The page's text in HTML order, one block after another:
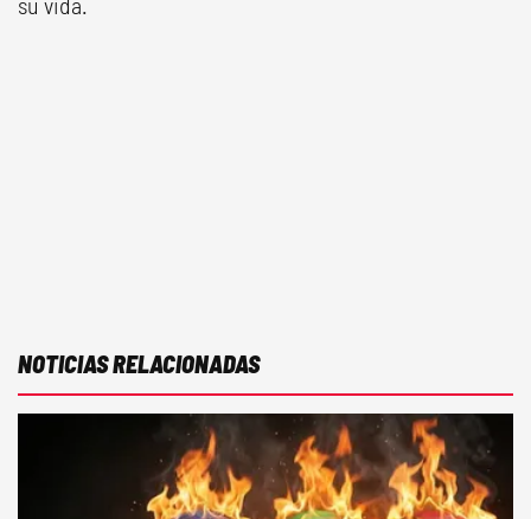
NOTICIAS RELACIONADAS